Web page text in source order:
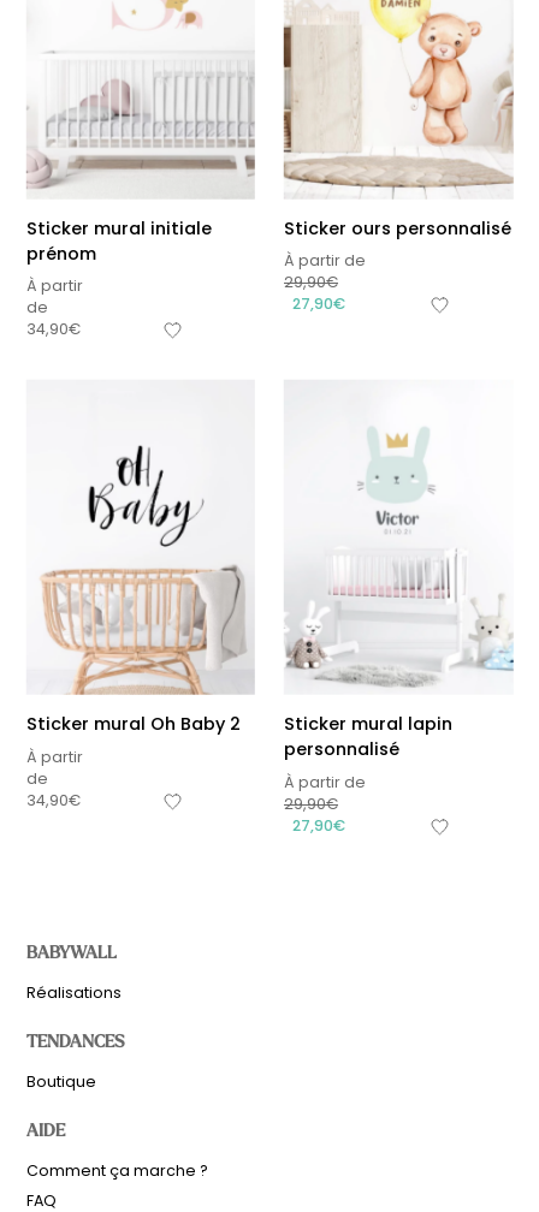
Sticker mural initiale
prénom
À partir
de
34,90€
Sticker ours personnalisé
À partir de
29,90€
27,90€
Sticker mural Oh Baby 2
À partir
de
34,90€
Sticker mural lapin
personnalisé
À partir de
29,90€
27,90€
BABYWALL
Réalisations
TENDANCES
Boutique
AIDE
Comment ça marche ?
FAQ